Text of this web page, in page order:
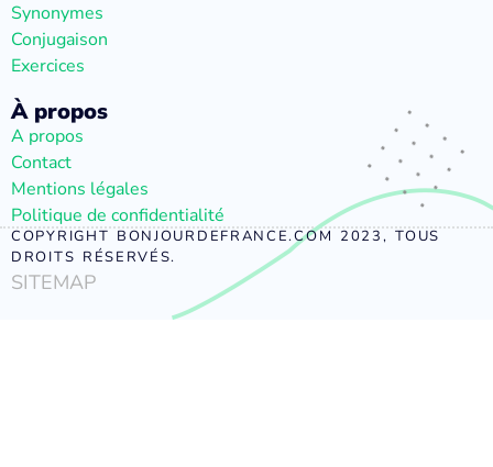
Synonymes
Conjugaison
Exercices
À propos
A propos
Contact
Mentions légales
Politique de confidentialité
COPYRIGHT BONJOURDEFRANCE.COM 2023, TOUS
DROITS RÉSERVÉS.
SITEMAP